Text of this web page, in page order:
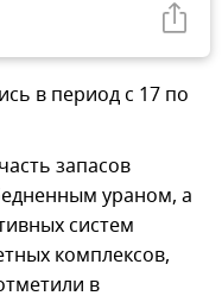
в период с 17 по
запасов
ураном, а
систем
комплексов,
в